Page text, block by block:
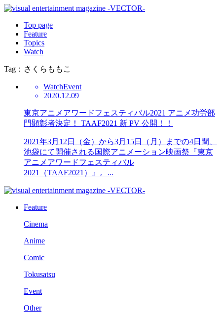
Top page
Feature
Topics
Watch
Tag：さくらももこ
WatchEvent
2020.12.09
東京アニメアワードフェスティバル2021 アニメ功労部
門顕彰者決定！ TAAF2021 新 PV 公開！！
2021年3月12日（金）から3月15日（月）までの4日間、
池袋にて開催される国際アニメーション映画祭『東京
アニメアワードフェスティバル
2021（TAAF2021）』。...
Feature
Cinema
Anime
Comic
Tokusatsu
Event
Other